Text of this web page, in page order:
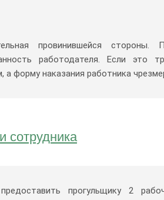
провинившейся стороны.
работодателя. Если это
форму наказания работника
сотрудника
прогульщику 2